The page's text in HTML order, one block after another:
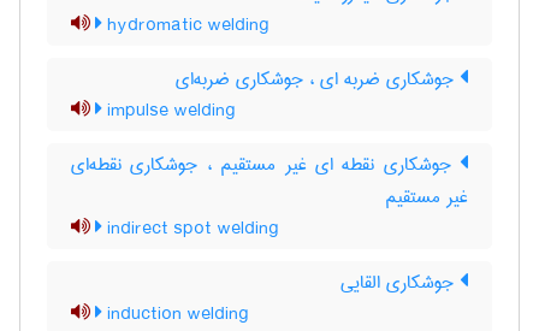
hydromatic welding
جوشکاری ضربه ای ، جوشکاری ضربه‌ای
impulse welding
جوشکاری نقطه ای غیر مستقیم ، جوشکاری نقطه‌ای
غیر مستقیم
indirect spot welding
جوشکاری القایی
induction welding